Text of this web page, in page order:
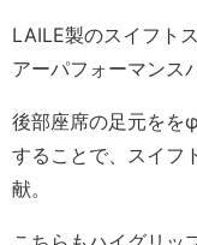
LAILE製のスイフト
アーパフォーマンス
後部座席の足元をを
することで、スイフ
献。